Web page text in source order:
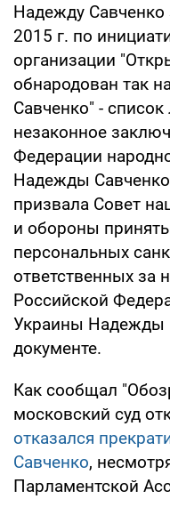
Надежду Савченко
2015 г. по
организации
обнародован так
Савченко" -
незаконное
Федерации
Надежды
призвала Совет
и обороны
персональных
ответственных за
Российской
Украины Надежды
документе.
Как сообщал
московский суд
отказался
Савченко,
Парламентской